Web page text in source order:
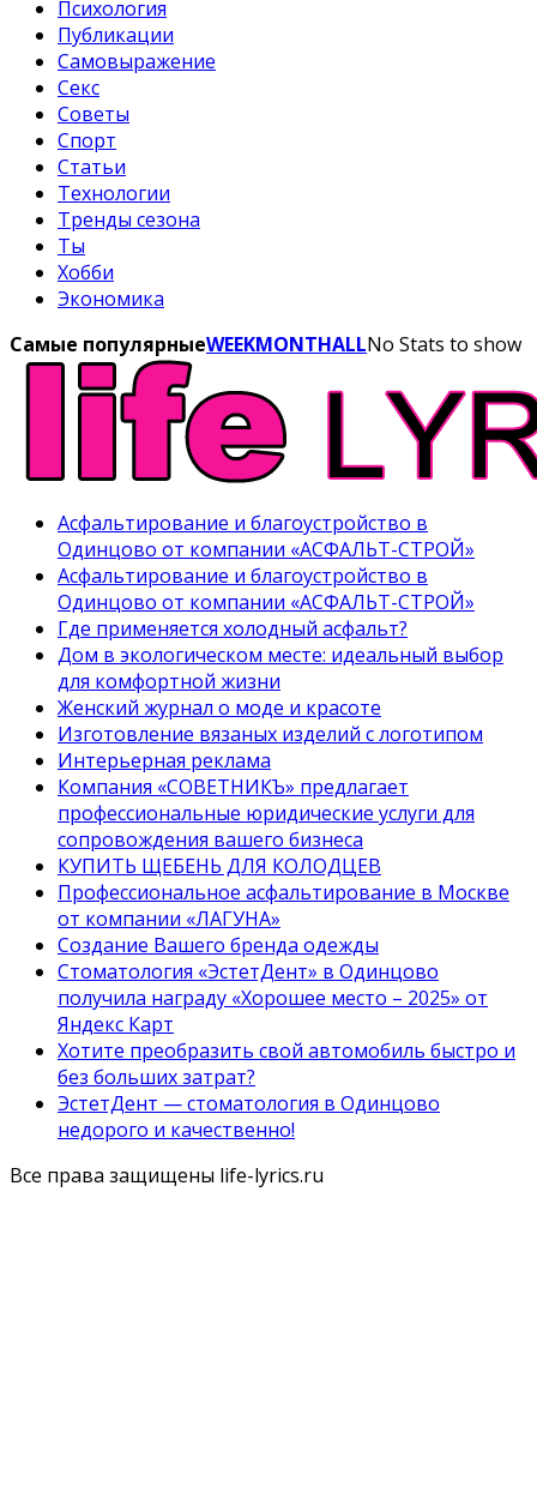
Психология
Публикации
Самовыражение
Секс
Советы
Спорт
Статьи
Технологии
Тренды сезона
Ты
Хобби
Экономика
Самые популярныеWEEKMONTHALLNo Stats to show
Асфальтирование и благоустройство в
Одинцово от компании «АСФАЛЬТ-СТРОЙ»
Асфальтирование и благоустройство в
Одинцово от компании «АСФАЛЬТ-СТРОЙ»
Где применяется холодный асфальт?
Дом в экологическом месте: идеальный выбор
для комфортной жизни
Женский журнал о моде и красоте
Изготовление вязаных изделий с логотипом
Интерьерная реклама
Компания «СОВЕТНИКЪ» предлагает
профессиональные юридические услуги для
сопровождения вашего бизнеса
КУПИТЬ ЩЕБЕНЬ ДЛЯ КОЛОДЦЕВ
Профессиональное асфальтирование в Москве
от компании «ЛАГУНА»
Создание Вашего бренда одежды
Стоматология «ЭстетДент» в Одинцово
получила награду «Хорошее место – 2025» от
Яндекс Карт
Хотите преобразить свой автомобиль быстро и
без больших затрат?
ЭстетДент — стоматология в Одинцово
недорого и качественно!
Все права защищены life-lyrics.ru